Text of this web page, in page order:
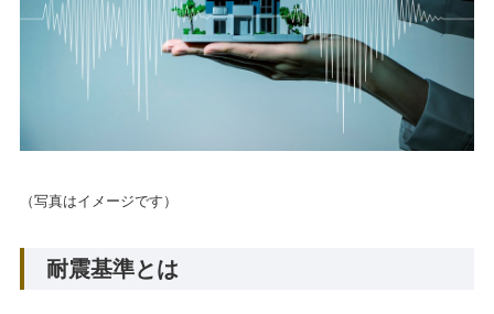
（写真はイメージです）
耐震基準とは